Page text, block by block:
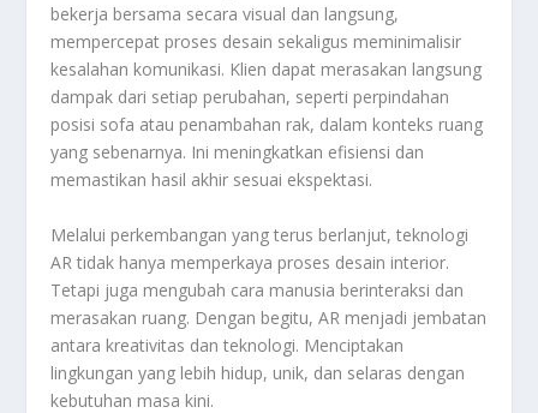
bekerja bersama secara visual dan langsung,
mempercepat proses desain sekaligus meminimalisir
kesalahan komunikasi. Klien dapat merasakan langsung
dampak dari setiap perubahan, seperti perpindahan
posisi sofa atau penambahan rak, dalam konteks ruang
yang sebenarnya. Ini meningkatkan efisiensi dan
memastikan hasil akhir sesuai ekspektasi.
Melalui perkembangan yang terus berlanjut, teknologi
AR tidak hanya memperkaya proses desain interior.
Tetapi juga mengubah cara manusia berinteraksi dan
merasakan ruang. Dengan begitu, AR menjadi jembatan
antara kreativitas dan teknologi. Menciptakan
lingkungan yang lebih hidup, unik, dan selaras dengan
kebutuhan masa kini.